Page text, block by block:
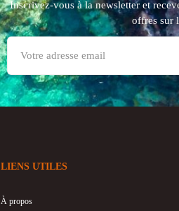
Inscrivez-vous à la newsletter et
offres sur
LIENS UTILES
À propos